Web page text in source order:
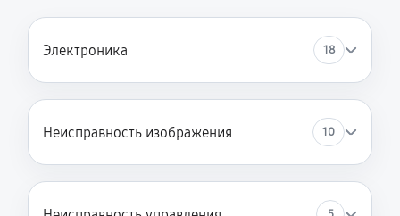
Электроника 18
Неисправность изображения 10